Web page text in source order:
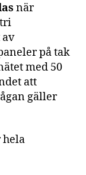
när
på tak
med 50
att
gäller
hela